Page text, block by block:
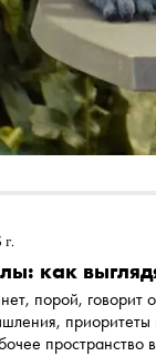
г.
как
порой, говорит
пространство